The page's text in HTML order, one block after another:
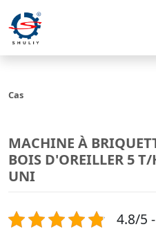
Cas
MACHINE À
BOIS D'OREILLER 5
UNI
4.8/5